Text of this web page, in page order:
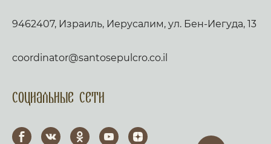
9462407, Израиль, Иерусалим, ул. Бен-Иегуда, 13
coordinator@santosepulcro.co.il
Социальные сети